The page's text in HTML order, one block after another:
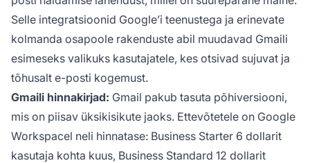
Selle integratsioonid Google’i teenustega ja erinevate
kolmanda osapoole rakenduste abil muudavad Gmaili
esimeseks valikuks kasutajatele, kes otsivad sujuvat ja
tõhusalt e-posti kogemust.
Gmaili hinnakirjad: Gmail pakub tasuta põhiversiooni,
mis on piisav üksikisikute jaoks. Ettevõtetele on Google
Workspacel neli hinnatase: Business Starter 6 dollarit
kasutaja kohta kuus, Business Standard 12 dollarit